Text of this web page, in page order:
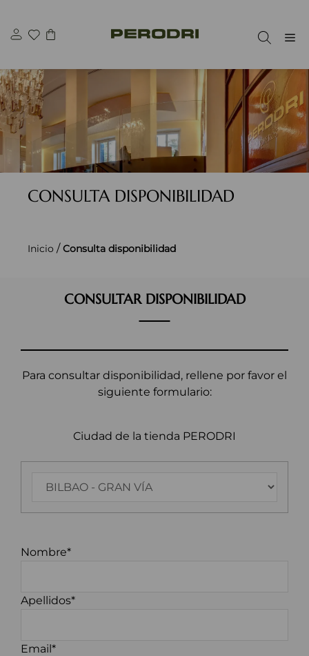
contenido
CONSULTA DISPONIBILIDAD
Inicio /Consulta disponibilidad
CONSULTAR DISPONIBILIDAD
Para consultar disponibilidad, rellene por favor el
siguiente formulario:
Ciudad de la tienda PERODRI
Nombre*
Apellidos*
Email*